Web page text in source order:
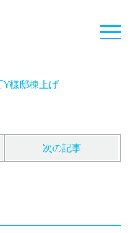
Y様邸棟上げ
次の記事